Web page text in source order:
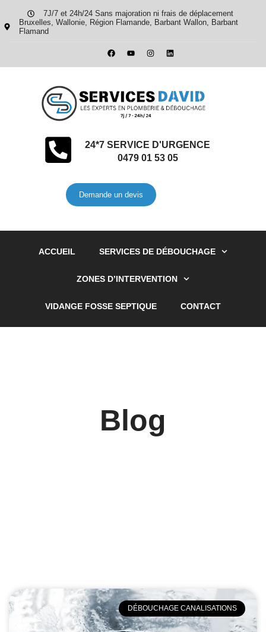
7J/7 et 24h/24 Sans majoration ni frais de déplacement
Bruxelles, Wallonie, Région Flamande, Barbant Wallon, Barbant
Flamand
24*7 SERVICE D'URGENCE
0479 01 53 05
Demande un devis
ACCUEIL SERVICES DE DÉBOUCHAGE
ZONES D’INTERVENTION
VIDANGE FOSSE SEPTIQUE CONTACT
Blog
DÉBOUCHAGE CANALISATIONS